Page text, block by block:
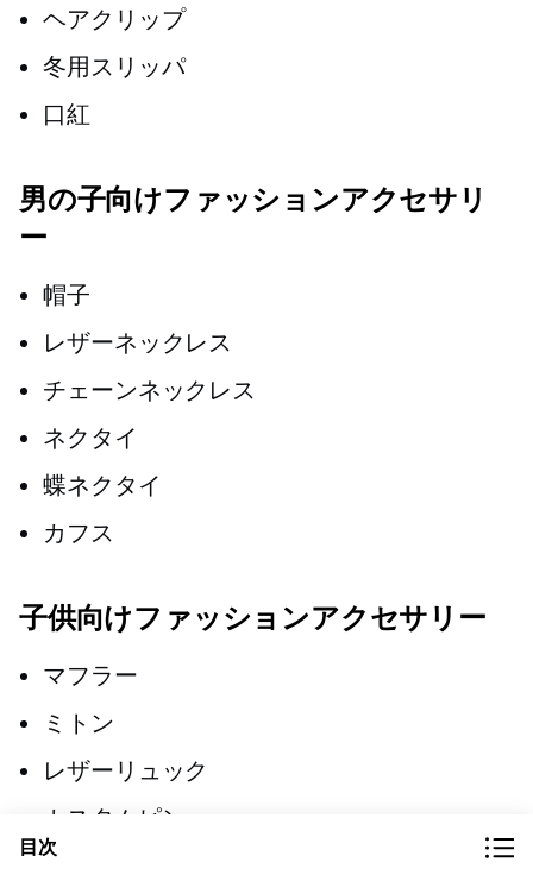
ヘアクリップ
冬用スリッパ
口紅
男の子向けファッションアクセサリ
ー
帽子
レザーネックレス
チェーンネックレス
ネクタイ
蝶ネクタイ
カフス
子供向けファッションアクセサリー
マフラー
ミトン
レザーリュック
カスタムピン
目次